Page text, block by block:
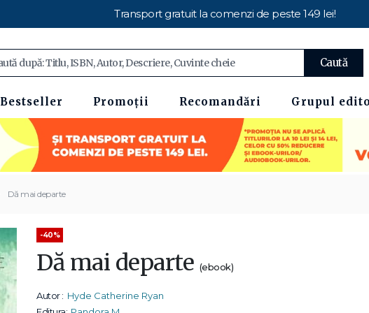
Transport gratuit la comenzi de peste 149 lei!
Caută
Bestseller Promoții Recomandări Grupul
Dă mai departe
-40%
Dă mai departe (ebook)
Autor : Hyde Catherine Ryan